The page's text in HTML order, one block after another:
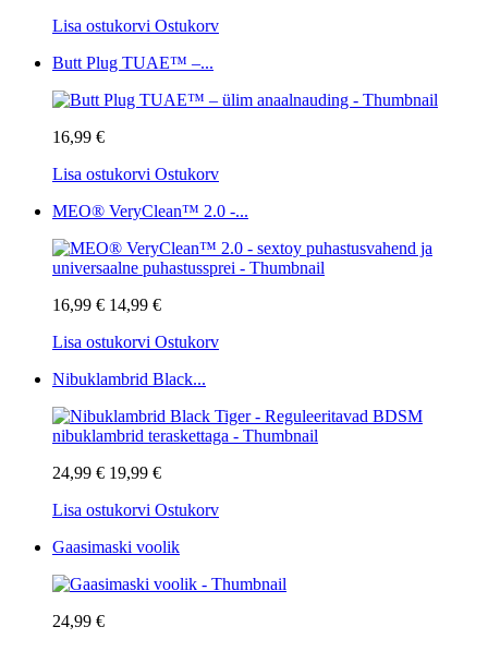
Lisa ostukorvi Ostukorv
Butt Plug TUAE™ –...
16,99 €
Lisa ostukorvi Ostukorv
MEO® VeryClean™ 2.0 -...
16,99 € 14,99 €
Lisa ostukorvi Ostukorv
Nibuklambrid Black...
24,99 € 19,99 €
Lisa ostukorvi Ostukorv
Gaasimaski voolik
24,99 €